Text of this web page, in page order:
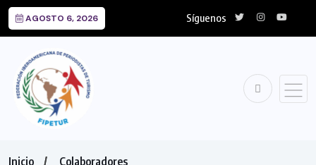
AGOSTO 6, 2026 Síguenos
Inicio
Colaboradores